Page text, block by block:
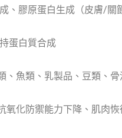
、膠原蛋白生成（皮膚/關
蛋白質合成
、魚類、乳製品、豆類、骨
氧化防禦能力下降、肌肉